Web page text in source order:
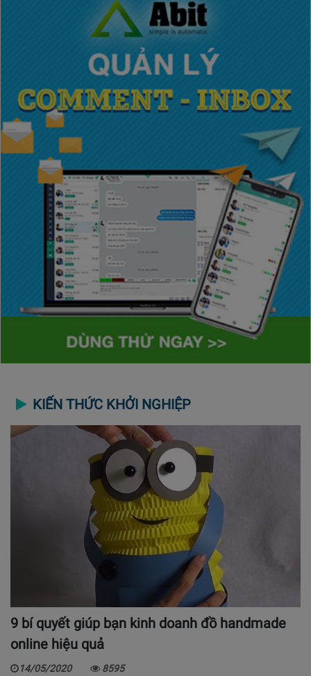
KIẾN THỨC KHỞI NGHIỆP
9 bí quyết giúp bạn kinh doanh đồ handmade
online hiệu quả
14/05/2020 8595